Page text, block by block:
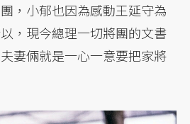
，小郁也因為感動王延守為
，現今總理一切將團的文書
妻倆就是一心一意要把家將